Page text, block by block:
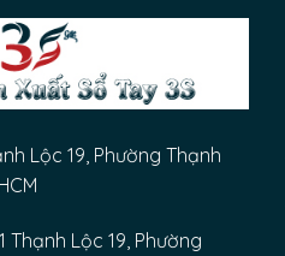
Lộc 19, Phường Thạnh
Thạnh Lộc 19, Phường